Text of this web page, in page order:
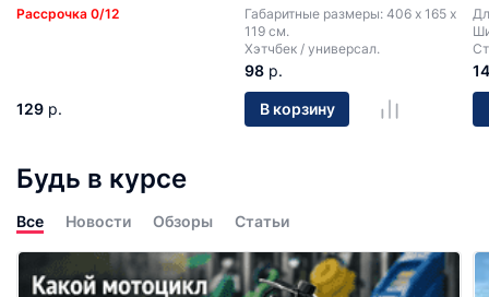
Рассрочка 0/12
129 р.
Габаритные размеры: 406 х 165 х
119 см.
Хэтчбек / универсал.
98 р.
В корзину
14
Будь в курсе
Все Новости Обзоры Статьи